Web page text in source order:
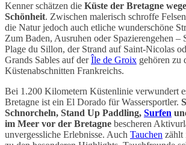
Kenner schätzen die Küste der Bretagne
Schönheit. Zwischen malerisch schroffe
die Natur jedoch auch etliche wunderschöne
Zum Baden, Ausruhen oder Spazierengehen –
Plage du Sillon, der Strand auf Saint-Nicolas
Grands Sables auf derÎle de Groix gehören zu
Küstenabschnitten Frankreichs.
Bei 1.200 Kilometern Küstenlinie verwundert
Bretagne ist ein El Dorado für Wassersportler.
Schnorcheln, Stand Up Paddling, Surfen
im Meer vor der Bretagne bescheren
unvergessliche Erlebnisse. Auch Tauchen zählt